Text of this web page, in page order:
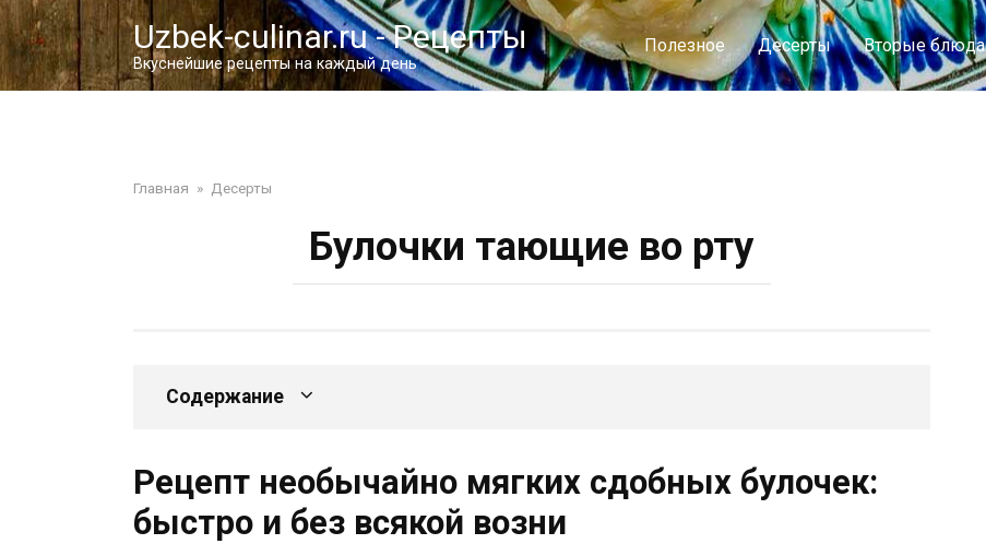
Перейти
к
контенту
Uzbek-culinar.ru - Рецепты
Вкуснейшие рецепты на каждый день
Полезное Десерты Вторые блюда
Главная » Десерты
Булочки тающие во рту
Содержание
Рецепт необычайно мягких сдобных булочек:
быстро и без всякой возни